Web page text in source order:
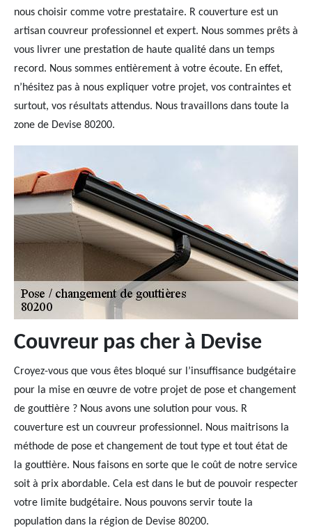
nous choisir comme votre prestataire. R couverture est un
artisan couvreur professionnel et expert. Nous sommes prêts à
vous livrer une prestation de haute qualité dans un temps
record. Nous sommes entièrement à votre écoute. En effet,
n’hésitez pas à nous expliquer votre projet, vos contraintes et
surtout, vos résultats attendus. Nous travaillons dans toute la
zone de Devise 80200.
Couvreur pas cher à Devise
Croyez-vous que vous êtes bloqué sur l’insuffisance budgétaire
pour la mise en œuvre de votre projet de pose et changement
de gouttière ? Nous avons une solution pour vous. R
couverture est un couvreur professionnel. Nous maitrisons la
méthode de pose et changement de tout type et tout état de
la gouttière. Nous faisons en sorte que le coût de notre service
soit à prix abordable. Cela est dans le but de pouvoir respecter
votre limite budgétaire. Nous pouvons servir toute la
population dans la région de Devise 80200.